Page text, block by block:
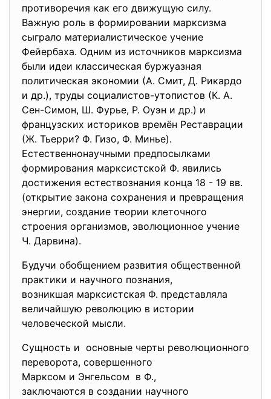
противоречия как его движущую силу.
Важную роль в формировании марксизма
сыграло материалистическое учение
Фейербаха. Одним из источников марксизма
были идеи классическая буржуазная
политическая экономии (А. Смит, Д. Рикардо
и др.), труды социалистов-утопистов (К. А.
Сен-Симон, Ш. Фурье, Р. Оуэн и др.) и
французских историков времён Реставрации
(Ж. Тьерри? Ф. Гизо, Ф. Минье).
Естественнонаучными предпосылками
формирования марксистской Ф. явились
достижения естествознания конца 18 - 19 вв.
(открытие закона сохранения и превращения
энергии, создание теории клеточного
строения организмов, эволюционное учение
Ч. Дарвина).
Будучи обобщением развития общественной
практики и научного познания,
возникшая марксистская Ф. представляла
величайшую революцию в истории
человеческой мысли.
Сущность и основные черты революционного
переворота, совершенного
Марксом и Энгельсом в Ф.,
заключаются в создании научного